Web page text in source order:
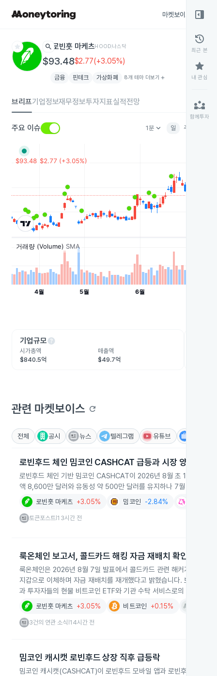
마켓보이스
star search 로빈훗 마케츠HOOD나스닥
$93.48$2.77(+3.05%)
금융 핀테크 가상화폐 8개 테마 더보기 add
브리프기업정보재무정보투자지표실적전망
주요 이슈 1분keyboard_arrow_down 일 주
기업규모help
시가총액
$840.5억
매출액
$49.7억
관련 마켓보이스 refresh
전체 공시 뉴스 텔레그램 유튜브
로빈후드 체인 밈코인 CASHCAT 급등과 시장 양극화
로빈후드 체인 기반 밈코인 CASHCAT이 2026년 8월 초 1주일 동안
액 8,600만 달러와 유동성 약 500만 달러를 유지하나 7월 중순 최고
로빈훗 마케츠 +3.05% 밈코인 -2.84%
토큰포스트 |13시간 전
룩온체인 보고서, 콜드카드 해킹 자금 재배치 확인
룩온체인은 2026년 8월 7일 발표에서 콜드카드 관련 해커가 2055
지갑으로 이체하며 자금 재배치를 재개했다고 밝혔습니다. 보고서는
과 투자자들의 현물 비트코인 ETF와 기관 수탁 서비스로의 자금 이동
로빈훗 마케츠 +3.05% 비트코인 +0.15%
3건의 연관 소식 14시간 전
밈코인 캐시캣 로빈후드 상장 직후 급등락
밈코인 캐시캣(CASHCAT)이 로빈후드 모바일 앱과 로빈후드 레전
right_panel_open
history
최근 본
star
내 관심
partner_exchange
함께투자